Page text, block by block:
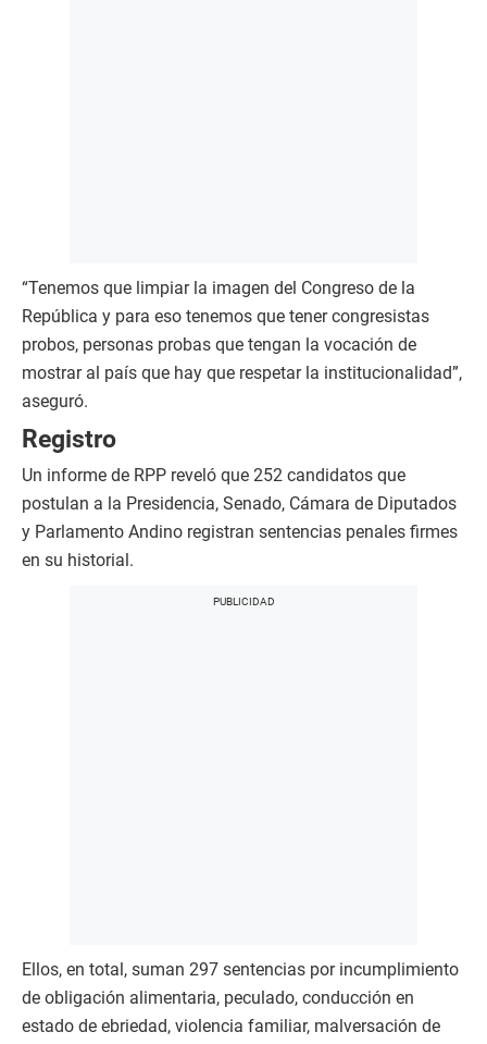
“Tenemos que limpiar la imagen del Congreso de la
República y para eso tenemos que tener congresistas
probos, personas probas que tengan la vocación de
mostrar al país que hay que respetar la institucionalidad”,
aseguró.
Registro
Un informe de RPP reveló que 252 candidatos que
postulan a la Presidencia, Senado, Cámara de Diputados
y Parlamento Andino registran sentencias penales firmes
en su historial.
Ellos, en total, suman 297 sentencias por incumplimiento
de obligación alimentaria, peculado, conducción en
estado de ebriedad, violencia familiar, malversación de